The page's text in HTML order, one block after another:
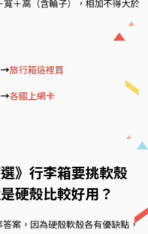
寬＋高（含輪子），相加不得大於
→旅行箱這裡買
→各國上網卡
》行李箱要挑軟殼
硬殼比較好用？
案，因為硬殼軟殼各有優缺點，